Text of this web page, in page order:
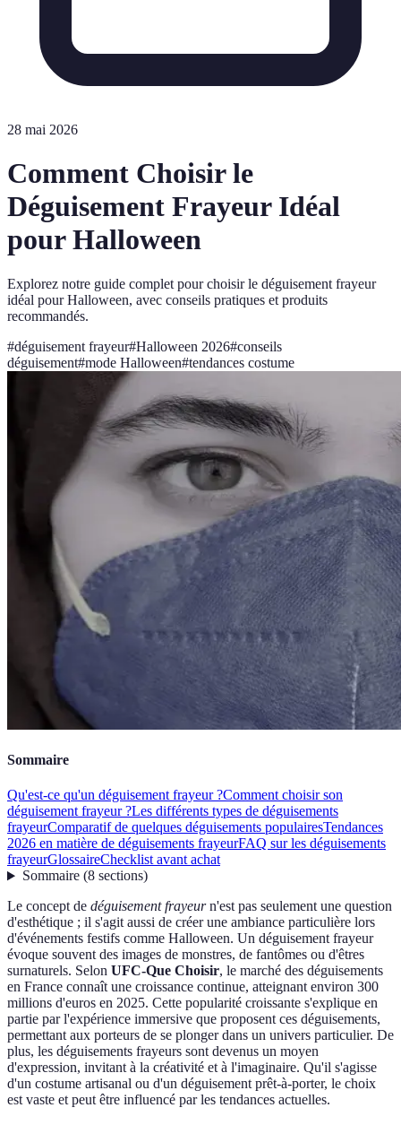
28 mai 2026
Comment Choisir le
Déguisement Frayeur Idéal
pour Halloween
Explorez notre guide complet pour choisir le déguisement frayeur
idéal pour Halloween, avec conseils pratiques et produits
recommandés.
#déguisement frayeur#Halloween 2026#conseils
déguisement#mode Halloween#tendances costume
Sommaire
Qu'est-ce qu'un déguisement frayeur ?Comment choisir son
déguisement frayeur ?Les différents types de déguisements
frayeurComparatif de quelques déguisements populairesTendances
2026 en matière de déguisements frayeurFAQ sur les déguisements
frayeurGlossaireChecklist avant achat
Sommaire(8 sections)
Le concept de déguisement frayeurn'est pas seulement une question
d'esthétique ; il s'agit aussi de créer une ambiance particulière lors
d'événements festifs comme Halloween. Un déguisement frayeur
évoque souvent des images de monstres, de fantômes ou d'êtres
surnaturels. Selon UFC-Que Choisir, le marché des déguisements
en France connaît une croissance continue, atteignant environ 300
millions d'euros en 2025. Cette popularité croissante s'explique en
partie par l'expérience immersive que proposent ces déguisements,
permettant aux porteurs de se plonger dans un univers particulier. De
plus, les déguisements frayeurs sont devenus un moyen
d'expression, invitant à la créativité et à l'imaginaire. Qu'il s'agisse
d'un costume artisanal ou d'un déguisement prêt-à-porter, le choix
est vaste et peut être influencé par les tendances actuelles.